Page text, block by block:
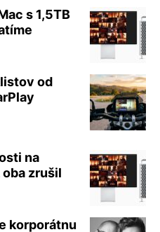
s 1,5TB
od
na
zrušil
korporátnu